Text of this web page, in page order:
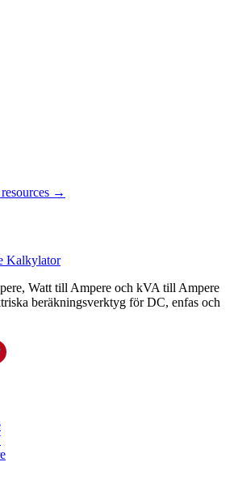
→
Kalkylator
Watt till Ampere och kVA till Ampere
beräkningsverktyg för DC, enfas och